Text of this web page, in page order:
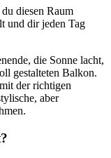
du diesen Raum
und dir jeden Tag
die Sonne lacht,
gestalteten Balkon.
der richtigen
aber